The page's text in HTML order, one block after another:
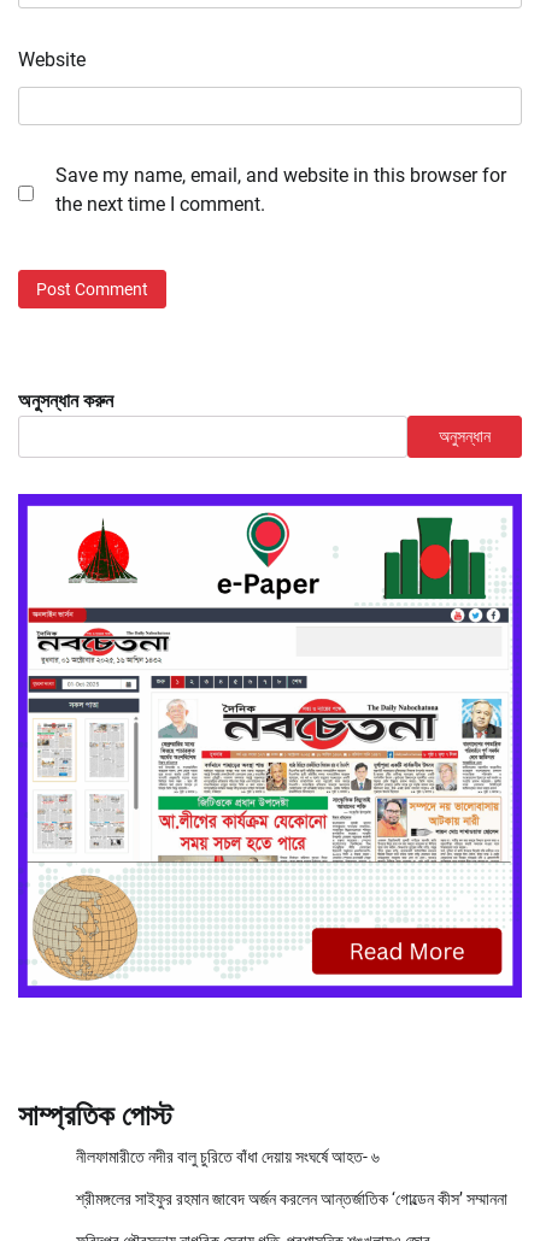
Website
Save my name, email, and website in this browser for
the next time I comment.
অনুসন্ধান করুন
অনুসন্ধান
সাম্প্রতিক পোস্ট
নীলফামারীতে নদীর বালু চুরিতে বাঁধা দেয়ায় সংঘর্ষে আহত- ৬
শ্রীমঙ্গলের সাইফুর রহমান জাবেদ অর্জন করলেন আন্তর্জাতিক ‘গোল্ডেন কীস’ সম্মাননা